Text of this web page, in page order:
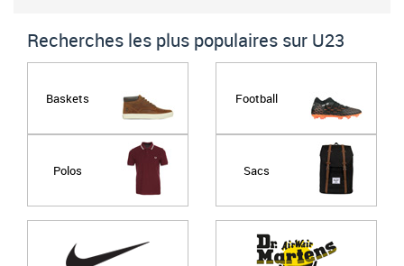
Recherches les plus populaires sur U23
Baskets Football
Polos Sacs